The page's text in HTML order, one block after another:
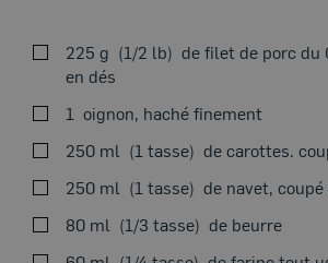
Thème du moment
225 g 1/2 lb
de filet de porc du
en dés
1 oignon, haché finement
250 ml
1 tasse de carottes.
250 ml
1 tasse de navet, coupé
80 ml
1/3 tasse de beurre
Dans une grande poêle, à feu vif, faire